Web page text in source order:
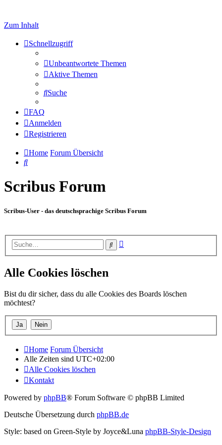
Zum Inhalt
Schnellzugriff
Unbeantwortete Themen
Aktive Themen
Suche
FAQ
Anmelden
Registrieren
Home Forum Übersicht
Suche
Scribus Forum
Scribus-User - das deutschsprachige Scribus Forum
Suche
Alle Cookies löschen
Bist du dir sicher, dass du alle Cookies des Boards löschen
möchtest?
Home Forum Übersicht
Alle Zeiten sind UTC+02:00
Alle Cookies löschen
Kontakt
Powered by phpBB® Forum Software © phpBB Limited
Deutsche Übersetzung durch phpBB.de
Style: based on Green-Style by Joyce&Luna phpBB-Style-Design